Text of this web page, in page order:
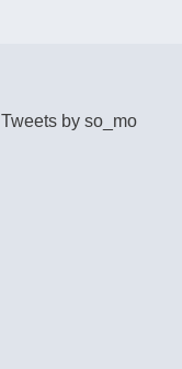
Tweets by so_mo